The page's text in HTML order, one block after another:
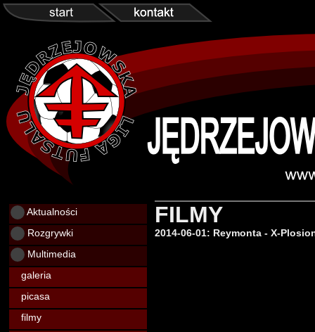
Aktualności
Rozgrywki
Multimedia
galeria
picasa
filmy
FILMY
2014-06-01: Reymonta - X-